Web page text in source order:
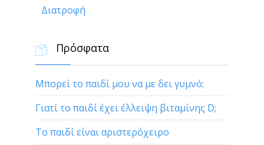
Διατροφή
 Πρόσφατα
Μπορεί το παιδί μου να με δει γυμνό;
Γιατί το παιδί έχει έλλειψη βιταμίνης D;
Το παιδί είναι αριστερόχειρο